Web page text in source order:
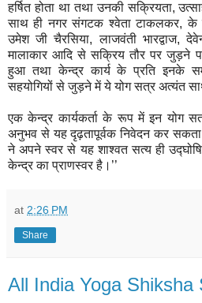
हर्षित होता था तथा उनकी सक्रियता,
साथ ही नगर संगटक श्वेता टाकलकर, के एन
उमेश जी चैरसिया, लाजवंती भारद्वाज,
मालाकार आदि से सक्रिय तौर पर जुड़ने
हुआ तथा केन्द्र कार्य के प्रति इनके
सहयोगियों से जुड़ने में ये योग सत्र अत्यंत
एक केन्द्र कार्यकर्ता के रूप में इन योग
अनुभव से यह दृढ़तापूर्वक निवेदन कर सकता
ने अपने स्वर से यह शाश्वत सत्य ही
केन्द्र का प्राणस्वर है।’’
at 2:26 PM
Share
All India Yoga Shiksha